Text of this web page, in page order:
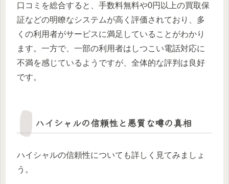
口コミを総合すると、手数料無料や0円以上の買取保
証などの明瞭なシステムが高く評価されており、多
くの利用者がサービスに満足していることがわかり
ます。一方で、一部の利用者はしつこい電話対応に
不満を感じているようですが、全体的な評判は良好
です。
ハイシャルの信頼性と悪質な噂の真相
ハイシャルの信頼性についても詳しく見てみましょ
う。